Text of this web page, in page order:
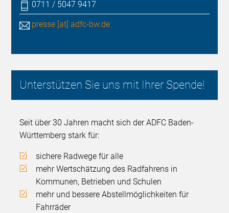
0711 / 5047 9417
presse [at] adfc-bw.de
Unterstützen Sie uns mit Ihrer Spende!
Seit über 30 Jahren macht sich der ADFC Baden-
Württemberg stark für:
sichere Radwege für alle
mehr Wertschätzung des Radfahrens in
Kommunen, Betrieben und Schulen
mehr und bessere Abstellmöglichkeiten für
Fahrräder